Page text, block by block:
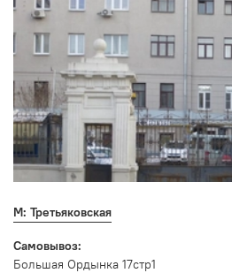
М: Третьяковская
Самовывоз:
Большая Ордынка 17стр1